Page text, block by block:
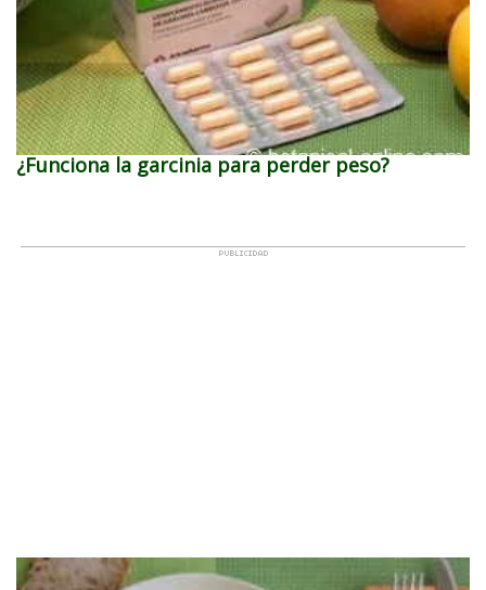
¿Funciona la garcinia para perder peso?